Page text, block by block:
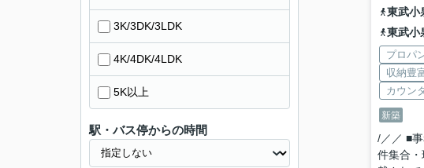
東武小
東武小
プロパ
収納豊
カウン
新築
/／／ ■
件集合
3K/3DK/3LDK
4K/4DK/4LDK
5K以上
駅・バス停からの時間